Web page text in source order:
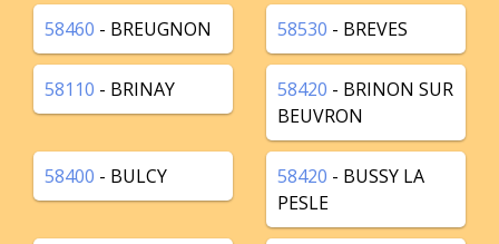
58460 - BREUGNON 58530 - BREVES
58110 - BRINAY 58420 - BRINON SUR
BEUVRON
58400 - BULCY 58420 - BUSSY LA
PESLE